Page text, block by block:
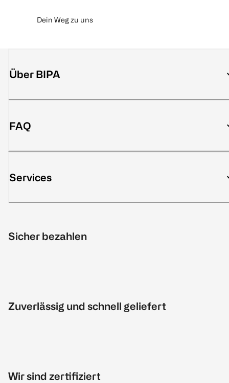
Dein Weg zu uns
Über BIPA
FAQ
Services
Sicher bezahlen
Zuverlässig und schnell geliefert
Wir sind zertifiziert